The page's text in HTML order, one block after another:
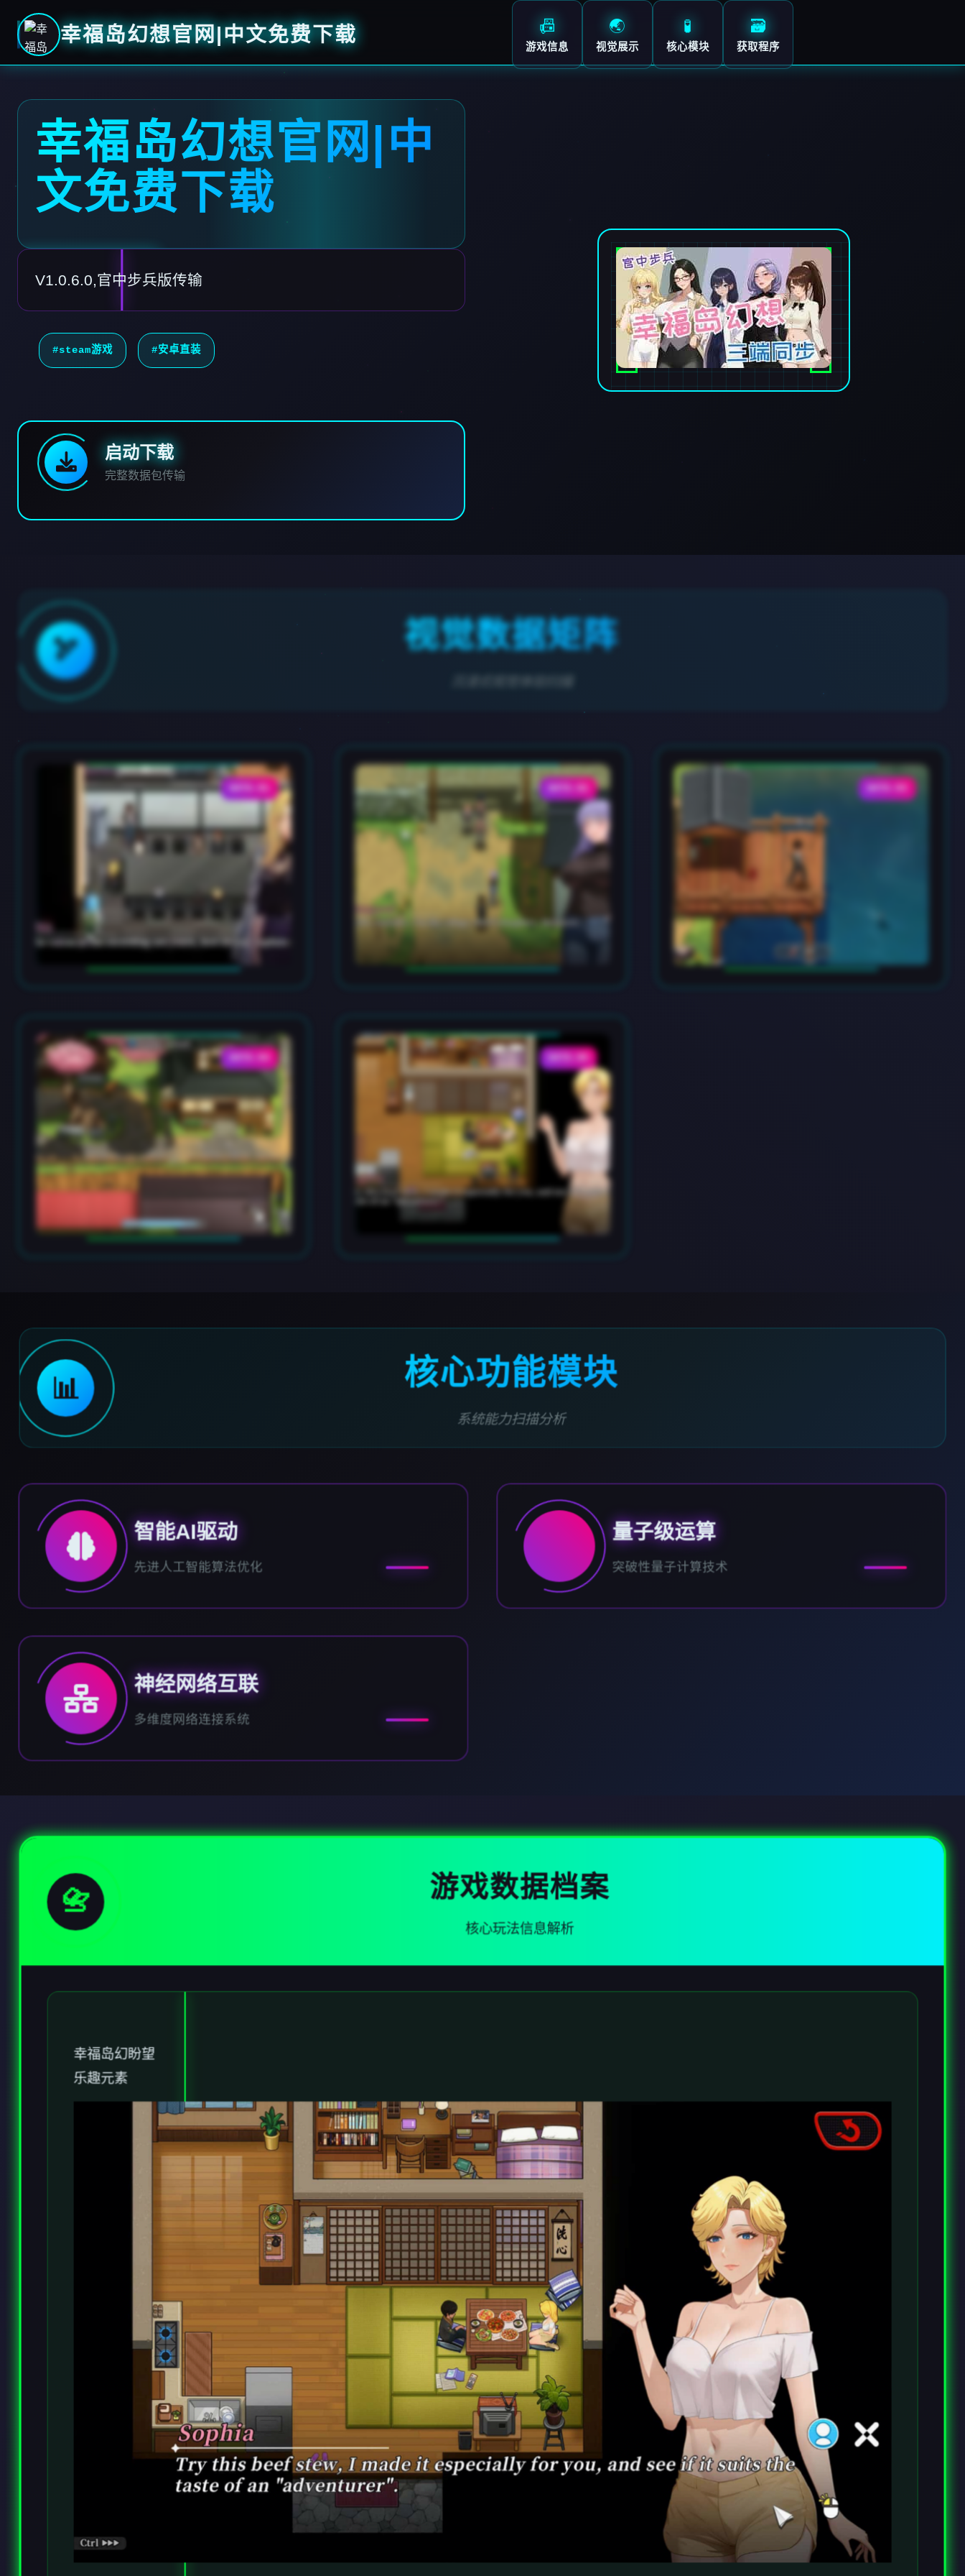
幸福岛幻想官网|中文免费下载 📠
游戏信息
🌏
视觉展示
🧪
核心模块
🗃️
获取程序
幸福岛幻想官网|中
文免费下载
V1.0.6.0,官中步兵版传输
#steam游戏 #安卓直装
启动下载
完整数据包传输
🏹 视觉数据矩阵
DATA-01 DATA-02 DATA-03
DATA-04 DATA-05
📊 核心功能模块
系统能力扫描分析
智能AI驱动
先进人工智能算法优化
量子级运算
突破性量子计算技术
神经网络互联
多维度网络连接系统
📇 游戏数据档案
核心玩法信息解析
幸福岛幻盼望
乐趣元素